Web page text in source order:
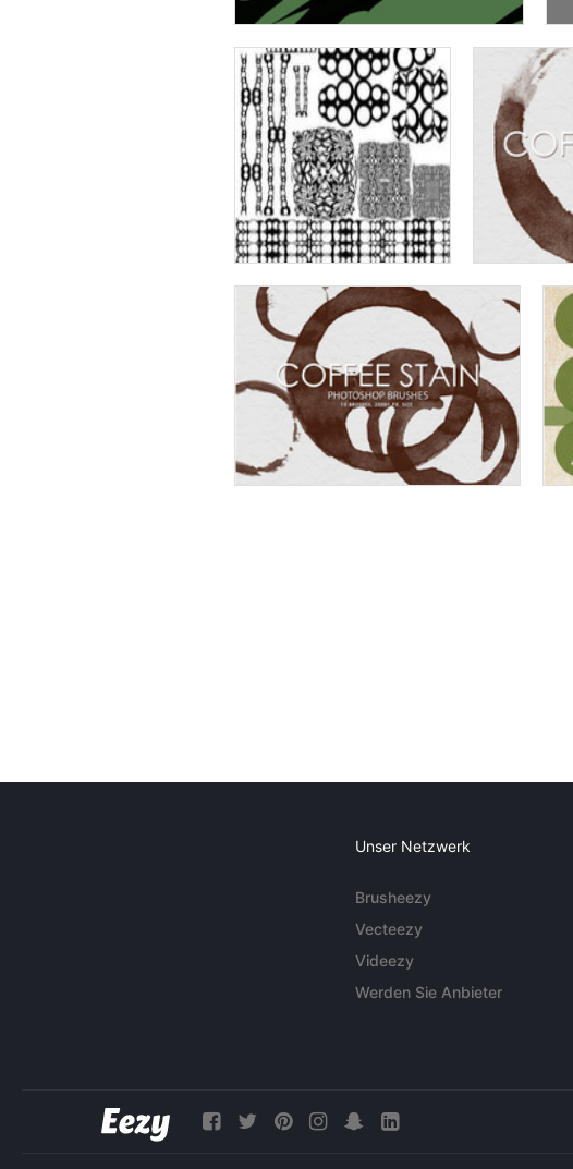
Unser Netzwerk
Brusheezy
Vecteezy
Videezy
Werden Sie Anbieter